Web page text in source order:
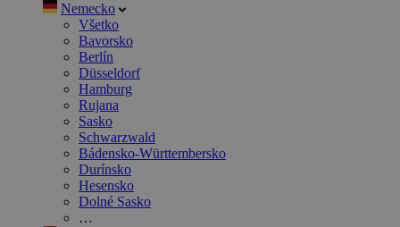
Nemecko
Všetko
Bavorsko
Berlín
Düsseldorf
Hamburg
Rujana
Sasko
Schwarzwald
Bádensko-Württembersko
Durínsko
Hesensko
Dolné Sasko
…